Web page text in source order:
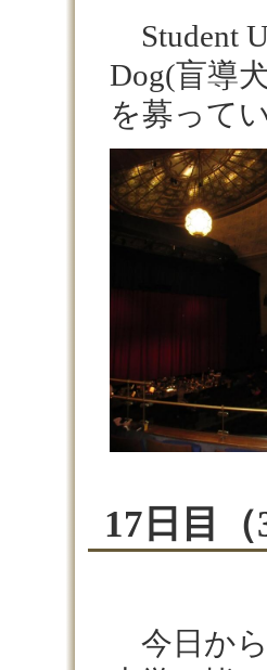
Student
Dog(盲導
を募って
17日目
今日から